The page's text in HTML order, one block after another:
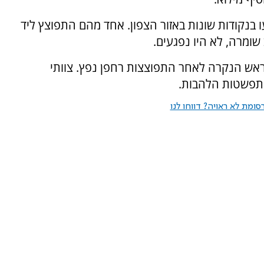
שונות באזור הצפון. אחד מהם התפוצץ ליד
לא היו נפגעים.
הנקרה לאחר התפוצצות רחפן נפץ. צוותי
הלהבות.
לא ראויה? דווחו לנו